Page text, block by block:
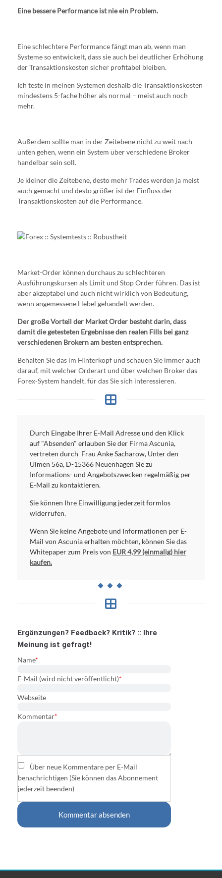
Eine bessere Performance ist nie ein Problem.
Eine schlechtere Performance fängt man ab, wenn man
Systeme so entwickelt, dass sie auch bei deutlicher Erhöhung
der Transaktionskosten sicher profitabel bleiben.
Ich teste in meinen Systemen deshalb die Transaktionskosten
mindestens 5-fache höher als normal – meist auch noch
mehr.
Außerdem sollte man in der Zeitebene nicht zu weit nach
unten gehen, wenn ein System über verschiedene Broker
handelbar sein soll.
Je kleiner die Zeitebene, desto mehr Trades werden ja meist
auch gemacht und desto größer ist der Einfluss der
Transaktionskosten auf die Performance.
Market-Order können durchaus zu schlechteren
Ausführungskursen als Limit und Stop Order führen. Das ist
aber akzeptabel und auch nicht wirklich von Bedeutung,
wenn angemessene Hebel gehandelt werden.
Der große Vorteil der Market Order besteht darin, dass
damit die getesteten Ergebnisse den realen Fills bei ganz
verschiedenen Brokern am besten entsprechen.
Behalten Sie das im Hinterkopf und schauen Sie immer auch
darauf, mit welcher Orderart und über welchen Broker das
Forex-System handelt, für das Sie sich interessieren.
Durch Eingabe Ihrer E-Mail Adresse und den Klick
auf "Absenden" erlauben Sie der Firma Ascunia,
vertreten durch Frau Anke Sacharow, Unter den
Ulmen 56a, D-15366 Neuenhagen Sie zu
Informations- und Angebotszwecken regelmäßig per
E-Mail zu kontaktieren.
Sie können Ihre Einwilligung jederzeit formlos
widerrufen.
Wenn Sie keine Angebote und Informationen per E-
Mail von Ascunia erhalten möchten, können Sie das
Whitepaper zum Preis von EUR 4,99 (einmalig) hier
kaufen.
Ergänzungen? Feedback? Kritik? :: Ihre
Meinung ist gefragt!
Name*
E-Mail (wird nicht veröffentlicht)*
Webseite
Kommentar*
Über neue Kommentare per E-Mail
benachrichtigen (Sie können das Abonnement
jederzeit beenden)
Kommentar absenden